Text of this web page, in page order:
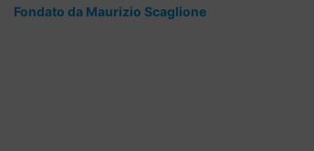
Fondato da Maurizio Scaglione